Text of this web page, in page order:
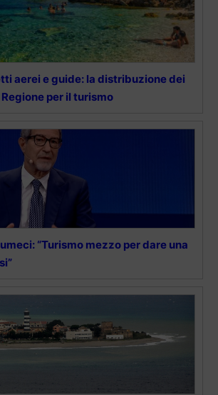
aerei e guide: la distribuzione dei
per il turismo
“Turismo mezzo per dare una